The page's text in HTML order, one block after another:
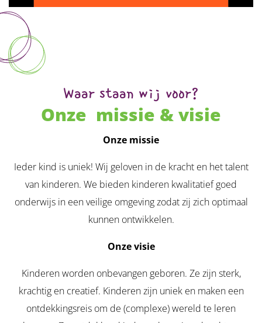
Waar staan wij voor?
Onze missie & visie
Onze missie
Ieder kind is uniek! Wij geloven in de kracht en het talent
van kinderen. We bieden kinderen kwalitatief goed
onderwijs in een veilige omgeving zodat zij zich optimaal
kunnen ontwikkelen.
Onze visie
Kinderen worden onbevangen geboren. Ze zijn sterk,
krachtig en creatief. Kinderen zijn uniek en maken een
ontdekkingsreis om de (complexe) wereld te leren